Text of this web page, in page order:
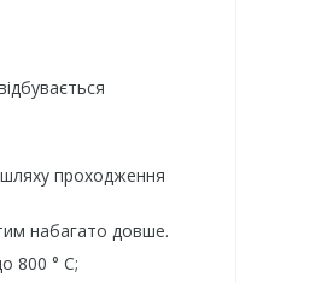
проходження
набагато довше.
800 ° C;